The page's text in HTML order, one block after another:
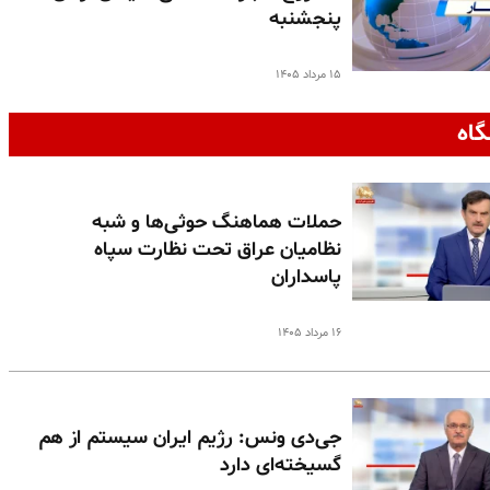
پنجشنبه
۱۵ مرداد ۱۴۰۵
حملات هماهنگ حوثی‌ها و شبه
نظامیان عراق تحت نظارت سپاه
پاسداران
۱۶ مرداد ۱۴۰۵
جی‌دی ونس: رژیم ایران سیستم از هم
گسیخته‌ای دارد